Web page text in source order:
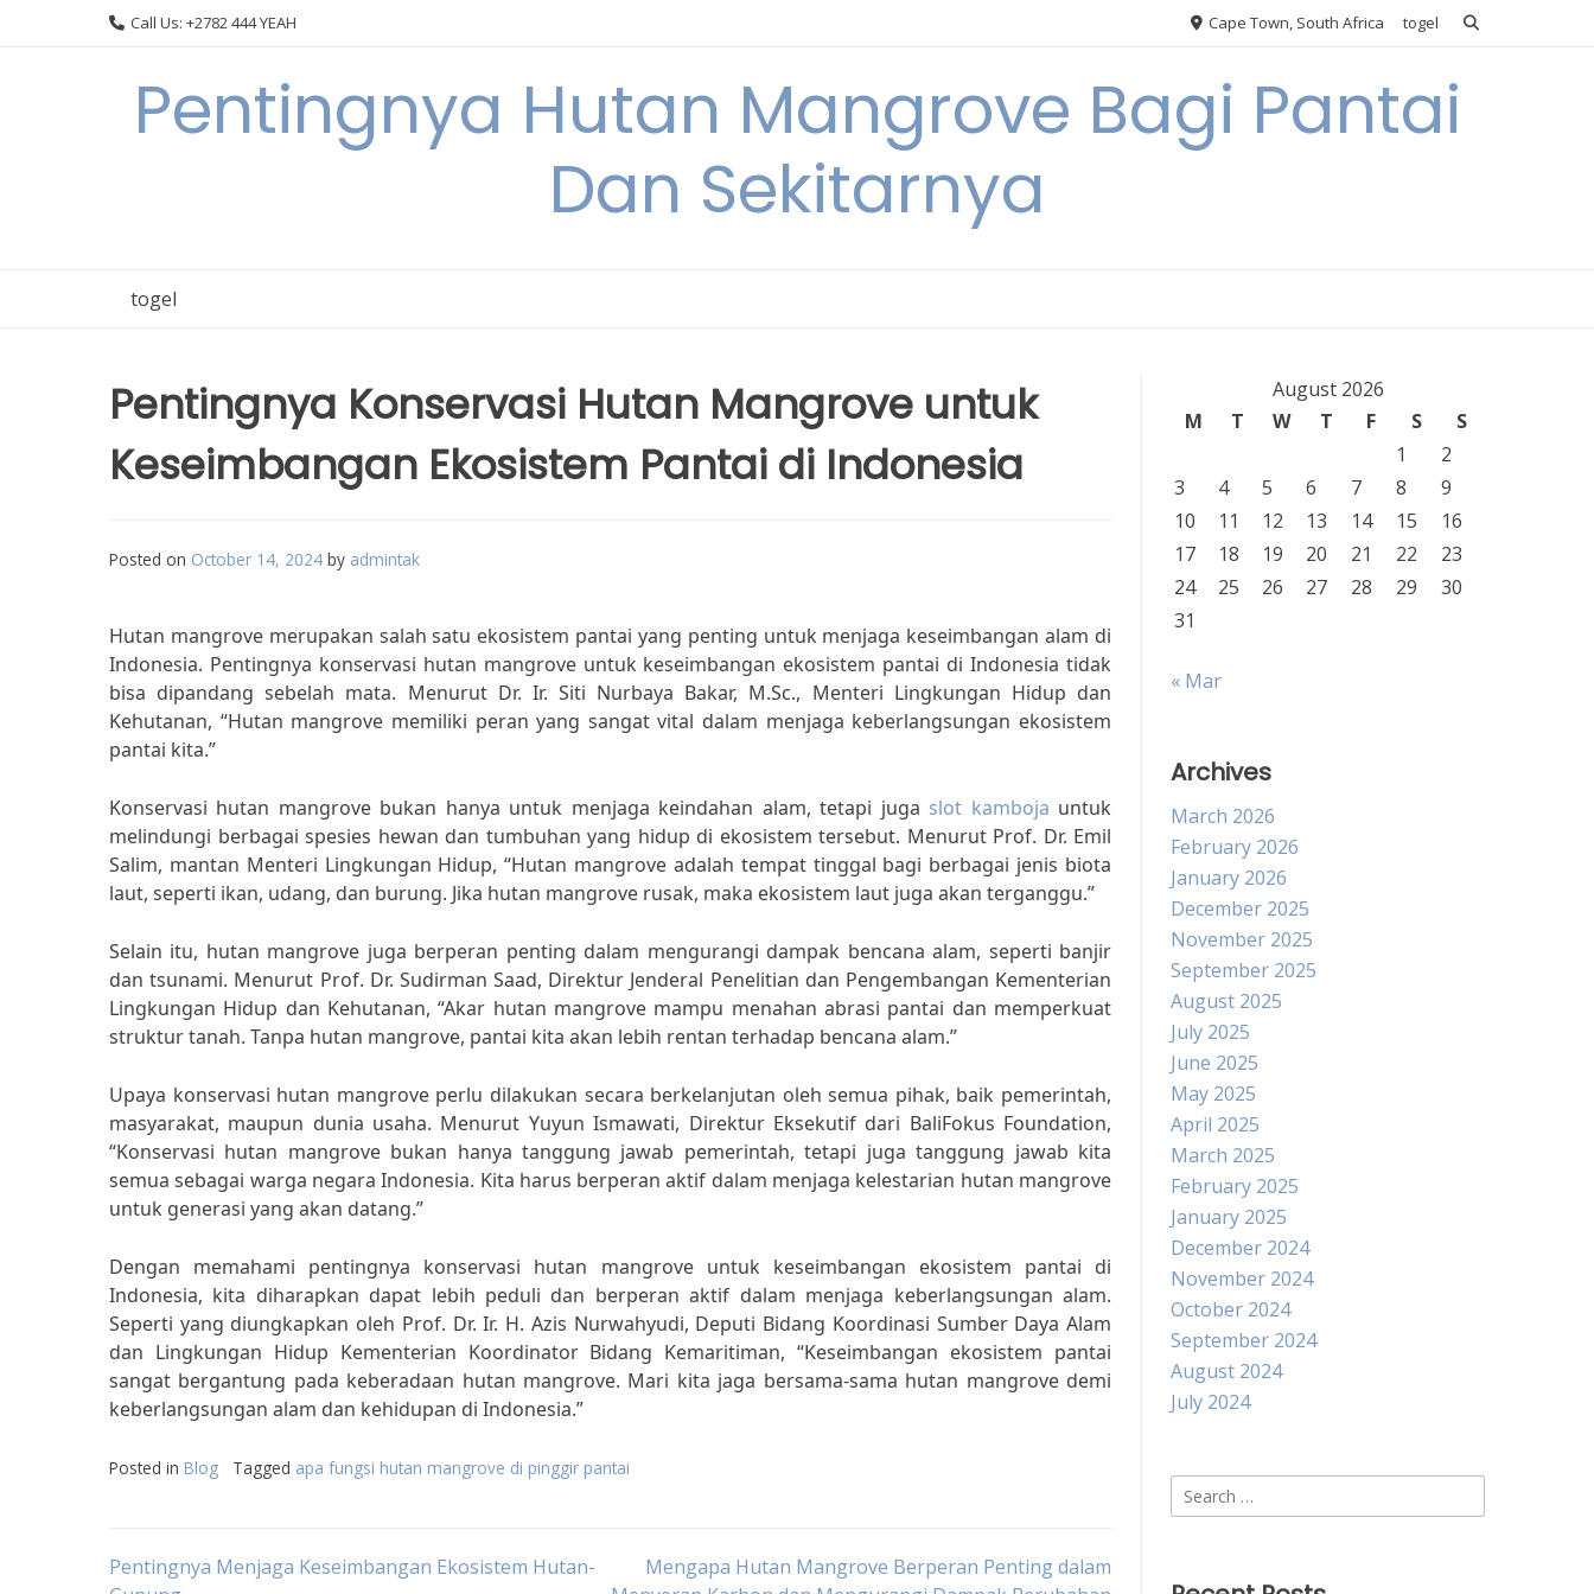
Call Us: +2782 444 YEAH Cape Town, South Africa togel
Pentingnya Hutan Mangrove Bagi Pantai
Dan Sekitarnya
togel
Pentingnya Konservasi Hutan Mangrove untuk
Keseimbangan Ekosistem Pantai di Indonesia
Posted on October 14, 2024 by admintak
Hutan mangrove merupakan salah satu ekosistem pantai yang penting untuk menjaga keseimbangan alam di
Indonesia. Pentingnya konservasi hutan mangrove untuk keseimbangan ekosistem pantai di Indonesia tidak
bisa dipandang sebelah mata. Menurut Dr. Ir. Siti Nurbaya Bakar, M.Sc., Menteri Lingkungan Hidup dan
Kehutanan, “Hutan mangrove memiliki peran yang sangat vital dalam menjaga keberlangsungan ekosistem
pantai kita.”
Konservasi hutan mangrove bukan hanya untuk menjaga keindahan alam, tetapi juga slot kamboja untuk
melindungi berbagai spesies hewan dan tumbuhan yang hidup di ekosistem tersebut. Menurut Prof. Dr. Emil
Salim, mantan Menteri Lingkungan Hidup, “Hutan mangrove adalah tempat tinggal bagi berbagai jenis biota
laut, seperti ikan, udang, dan burung. Jika hutan mangrove rusak, maka ekosistem laut juga akan terganggu.”
Selain itu, hutan mangrove juga berperan penting dalam mengurangi dampak bencana alam, seperti banjir
dan tsunami. Menurut Prof. Dr. Sudirman Saad, Direktur Jenderal Penelitian dan Pengembangan Kementerian
Lingkungan Hidup dan Kehutanan, “Akar hutan mangrove mampu menahan abrasi pantai dan memperkuat
struktur tanah. Tanpa hutan mangrove, pantai kita akan lebih rentan terhadap bencana alam.”
Upaya konservasi hutan mangrove perlu dilakukan secara berkelanjutan oleh semua pihak, baik pemerintah,
masyarakat, maupun dunia usaha. Menurut Yuyun Ismawati, Direktur Eksekutif dari BaliFokus Foundation,
“Konservasi hutan mangrove bukan hanya tanggung jawab pemerintah, tetapi juga tanggung jawab kita
semua sebagai warga negara Indonesia. Kita harus berperan aktif dalam menjaga kelestarian hutan mangrove
untuk generasi yang akan datang.”
Dengan memahami pentingnya konservasi hutan mangrove untuk keseimbangan ekosistem pantai di
Indonesia, kita diharapkan dapat lebih peduli dan berperan aktif dalam menjaga keberlangsungan alam.
Seperti yang diungkapkan oleh Prof. Dr. Ir. H. Azis Nurwahyudi, Deputi Bidang Koordinasi Sumber Daya Alam
dan Lingkungan Hidup Kementerian Koordinator Bidang Kemaritiman, “Keseimbangan ekosistem pantai
sangat bergantung pada keberadaan hutan mangrove. Mari kita jaga bersama-sama hutan mangrove demi
keberlangsungan alam dan kehidupan di Indonesia.”
Posted in Blog Tagged apa fungsi hutan mangrove di pinggir pantai
Post
Pentingnya Menjaga Keseimbangan Ekosistem Hutan-
Mengapa Hutan Mangrove Berperan Penting dalam
August 2026
M
T W T F S
S
1
2
3
4 5 6 7 8
9
10
11 12 13 14 15
16
17
18 19 20 21 22
23
24
25 26 27 28 29
30
31
« Mar
Archives
March 2026
February 2026
January 2026
December 2025
November 2025
September 2025
August 2025
July 2025
June 2025
May 2025
April 2025
March 2025
February 2025
January 2025
December 2024
November 2024
October 2024
September 2024
August 2024
July 2024
Search
for: